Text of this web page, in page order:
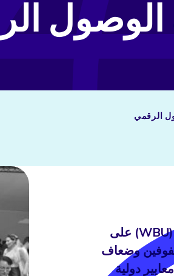
الوصول
الرقمي
يعمل الاتحاد العالمي للمكفوفين (WBU) على
وضعاف
دولية